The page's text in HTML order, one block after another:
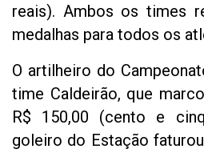
reais). Ambos os times
medalhas para todos os
O artilheiro do
time Caldeirão, que
R$ 150,00 (cento e
goleiro do Estação